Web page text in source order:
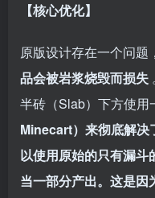
【核心优化】
原版设计存在一个问题
品会被岩浆烧毁而损失
半砖（Slab）下方使用
Minecart）来彻底解决
以使用原始的只有漏斗
当一部分产出。这是